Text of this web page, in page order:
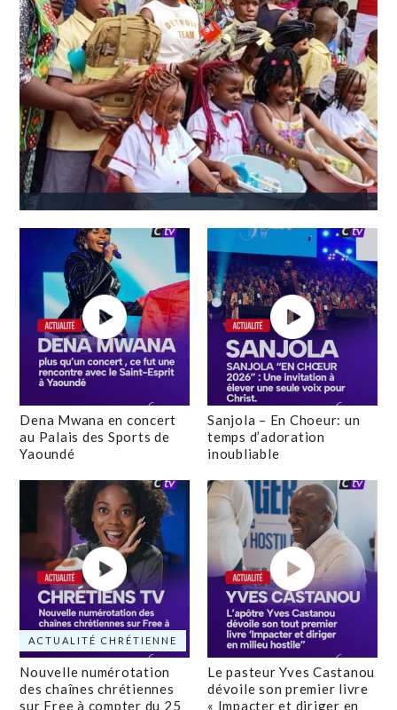
Dena Mwana en concert
au Palais des Sports de
Yaoundé
Sanjola – En Choeur: un
temps d’adoration
inoubliable
ACTUALITÉ CHRÉTIENNE
Nouvelle numérotation
des chaînes chrétiennes
sur Free à compter du 25
Le pasteur Yves Castanou
dévoile son premier livre
« Impacter et diriger en